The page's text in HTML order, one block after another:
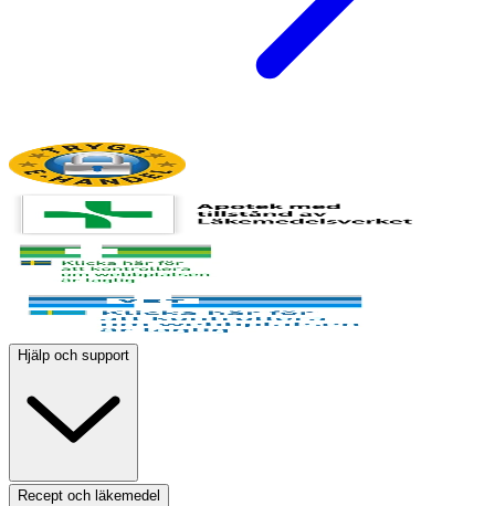
Hjälp och support
Recept och läkemedel